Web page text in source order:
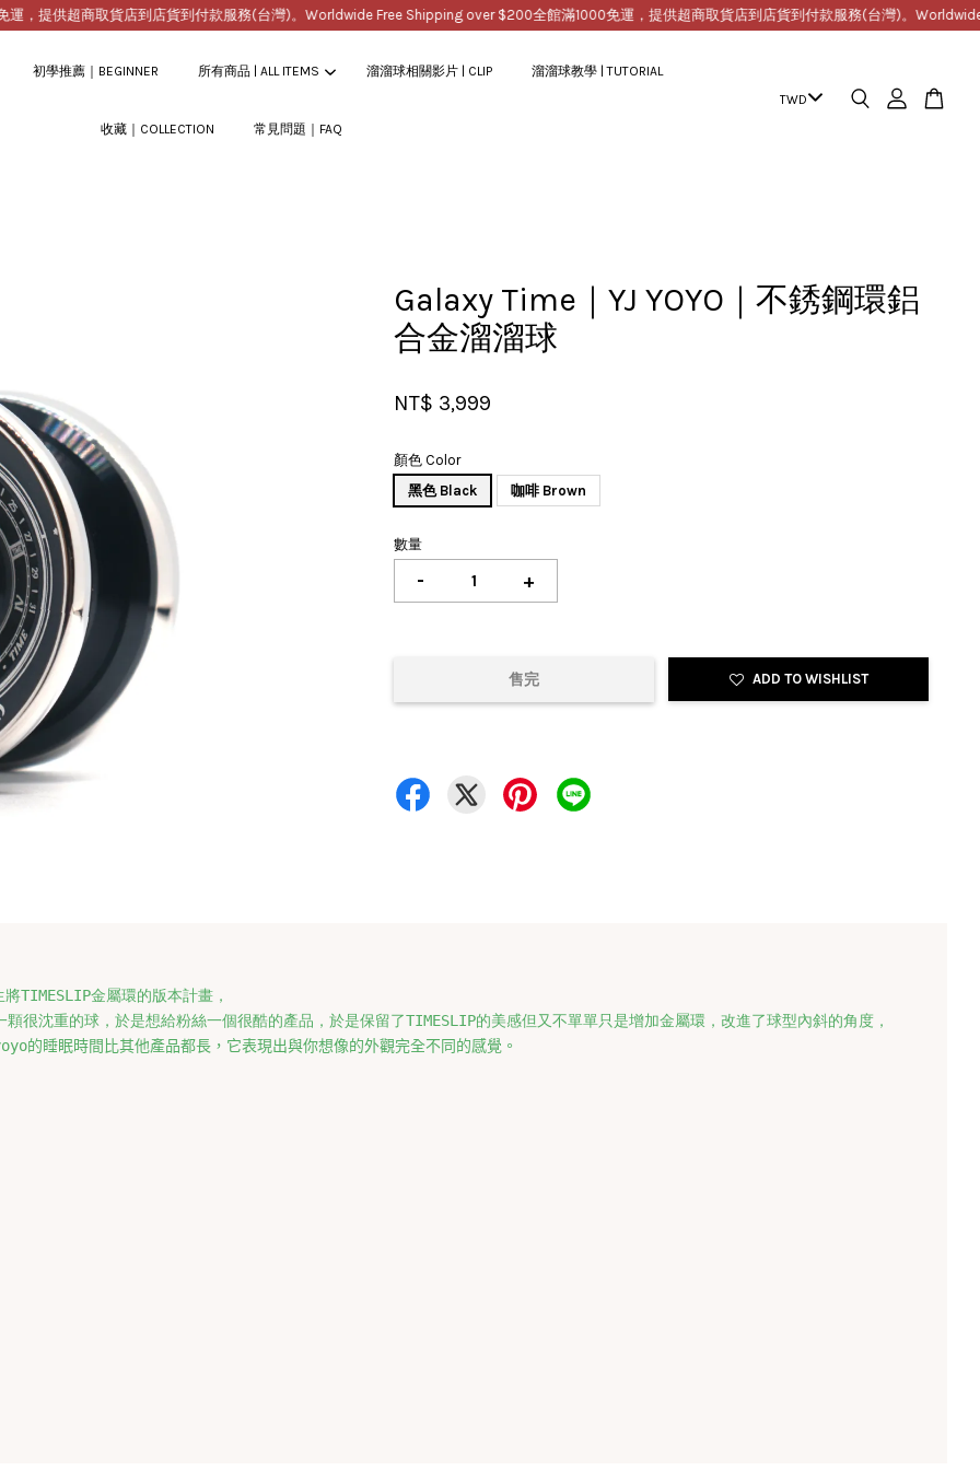
提供超商取貨店到店貨到付款服務(台灣)。Worldwide Free Shipping over $200全館滿1000免運，提供超商取貨店到店貨到付款服務(台灣)。Worldwide
初學推薦｜BEGINNER 所有商品 | ALL ITEMS 溜溜球相關影片 | CLIP 溜溜球教學 | TUTORIAL
收藏｜COLLECTION 常見問題｜FAQ
Galaxy Time｜YJ YOYO｜不銹鋼環鋁
合金溜溜球
NT$ 3,999
顏色 Color
黑色 Black
咖啡 Brown
數量
- +
售完 ADD TO WISHLIST
TIMESLIP金屬環的版本計畫，
很沈重的球，於是想給粉絲一個很酷的產品，於是保留了TIMESLIP的美感但又不單單只是增加金屬環，改進了球型內斜的角度，
的睡眠時間比其他產品都長， 它表現出與你想像的外觀完全不同的感覺。